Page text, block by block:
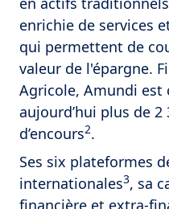
enrichie de services
qui permettent de
valeur de l'épargne.
Agricole, Amundi est
aujourd’hui plus de 2
d’encours2.
Ses six plateformes
internationales3, sa
financière et extra-